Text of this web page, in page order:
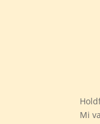
Mi